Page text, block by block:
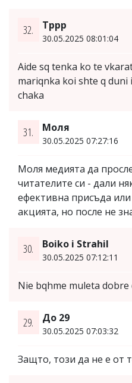
32. Тррр
30.05.2025 08:01:04
Aide sq tenka ko te
mariqnka koi shte q duni
chaka
31. Моля
30.05.2025 07:27:16
Моля медията да
читателите си - дали
ефективна присъда
акцията, но после не
30. Boiko i Strahil
30.05.2025 07:12:11
Nie bqhme muleta
29. До 29
30.05.2025 07:03:32
Защто, този да не е от